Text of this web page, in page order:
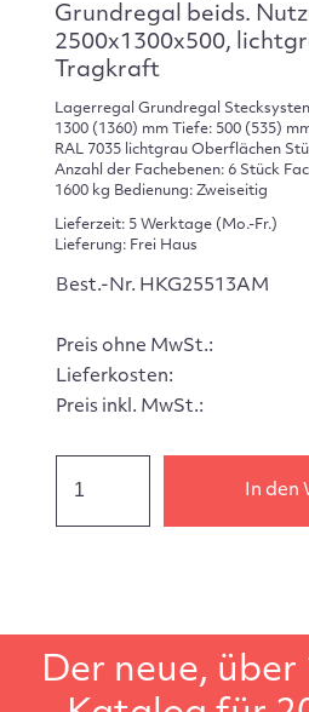
Grundregal beids.
2500x1300x500,
Tragkraft
Lagerregal Grundregal
1300 (1360) mm Tiefe: 500 (535)
RAL 7035 lichtgrau Oberflächen
Anzahl der Fachebenen: 6 Stück
1600 kg Bedienung: Zweiseitig
Lieferzeit: 5 Werktage (Mo.-Fr.)
Lieferung: Frei Haus
Best.-Nr. HKG25513AM
Preis ohne MwSt.:
Lieferkosten:
Preis inkl. MwSt.:
In den
Der neue,